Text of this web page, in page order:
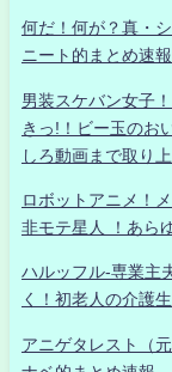
何だ！何が？真
ニート的まとめ速
男装スケバン女子
きっ!！ビー玉のお
しろ動画まで取り
ロボットアニメ！
非モテ星人 ！あら
ハルッフル-専業主
く！初老人の介護
アニゲタレスト（